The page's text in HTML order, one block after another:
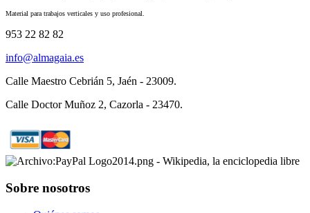
Material para trabajos verticales y uso profesional.
953 22 82 82
info@almagaia.es
Calle Maestro Cebrián 5, Jaén - 23009.
Calle Doctor Muñoz 2, Cazorla - 23470.
Sobre nosotros